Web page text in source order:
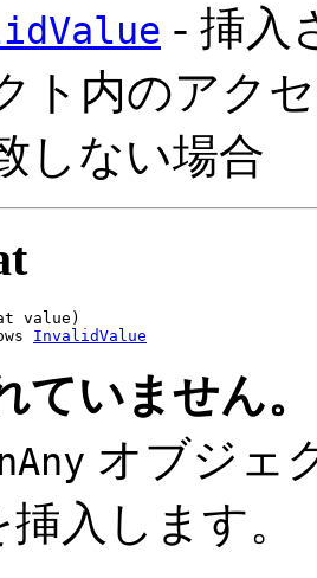
- 挿入
ト内のアク
しない場合
value)
InvalidValue
ていません。
オブジェ
挿入します